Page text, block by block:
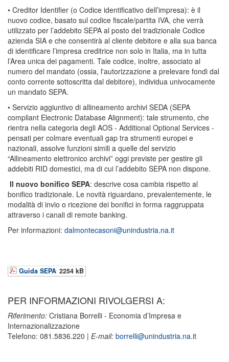
• Creditor Identifier (o Codice identificativo dell’impresa): è il
nuovo codice, basato sul codice fiscale/partita IVA, che verrà
utilizzato per l’addebito SEPA al posto del tradizionale Codice
azienda SIA e che consentirà al cliente debitore e alla sua banca
di identificare l’impresa creditrice non solo in Italia, ma in tutta
l’Area unica dei pagamenti. Tale codice, inoltre, associato al
numero del mandato (ossia, l'autorizzazione a prelevare fondi dal
conto corrente sottoscritta dal debitore), individua univocamente
un mandato SEPA.
• Servizio aggiuntivo di allineamento archivi SEDA (SEPA
compliant Electronic Database Alignment): tale strumento, che
rientra nella categoria degli AOS - Additional Optional Services -
pensati per colmare eventuali gap tra strumenti europei e
nazionali, assolve funzioni simili a quelle del servizio
“Allineamento elettronico archivi” oggi previste per gestire gli
addebiti RID domestici, ma di cui l’addebito SEPA non dispone.
Il nuovo bonifico SEPA: descrive cosa cambia rispetto al
bonifico tradizionale. Le novità riguardano, prevalentemente, le
modalità di invio o ricezione dei bonifici in forma raggruppata
attraverso i canali di remote banking.
Per informazioni: dalmontecasoni@unindustria.na.it
Guida SEPA 2254 kB
PER INFORMAZIONI RIVOLGERSI A:
Riferimento: Cristiana Borrelli - Economia d’Impresa e
Internazionalizzazione
Telefono: 081.5836.220 | E-mail: borrelli@unindustria.na.it